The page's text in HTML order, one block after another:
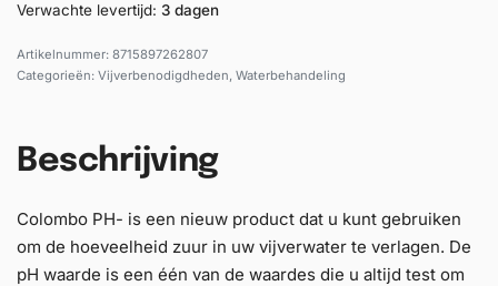
Verwachte levertijd: 3 dagen
8715897262807
Categorieën: Vijverbenodigdheden, Waterbehandeling
Beschrijving
Colombo PH- is een nieuw product dat u kunt gebruiken
om de hoeveelheid zuur in uw vijverwater te verlagen. De
pH waarde is een één van de waardes die u altijd test om